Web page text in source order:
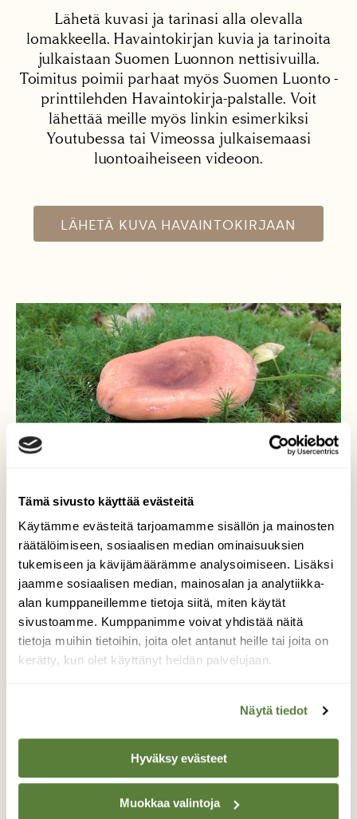
Tämä sivusto käyttää evästeitä
Käytämme evästeitä tarjoamamme sisällön ja mainosten
räätälöimiseen, sosiaalisen median ominaisuuksien
tukemiseen ja kävijämäärämme analysoimiseen. Lisäksi
jaamme sosiaalisen median, mainosalan ja analytiikka-
alan kumppaneillemme tietoja siitä, miten käytät
sivustoamme. Kumppanimme voivat yhdistää näitä
tietoja muihin tietoihin, joita olet antanut heille tai joita on
kerätty, kun olet käyttänyt heidän palvelujaan.
Näytä tiedot
Hyväksy evästeet
Muokkaa valintoja
Lähetä kuvasi ja tarinasi alla olevalla
lomakkeella. Havaintokirjan kuvia ja tarinoita
julkaistaan Suomen Luonnon nettisivuilla.
Toimitus poimii parhaat myös Suomen Luonto -
printtilehden Havaintokirja-palstalle. Voit
lähettää meille myös linkin esimerkiksi
Youtubessa tai Vimeossa julkaisemaasi
luontoaiheiseen videoon.
LÄHETÄ KUVA HAVAINTOKIRJAAN
Kultarousku
Varsinais Suomen metsän kultaa.
Valokuvaaja: Terttu Rantanen, Salo 3.9.2017
TAKAISIN LISTAAN